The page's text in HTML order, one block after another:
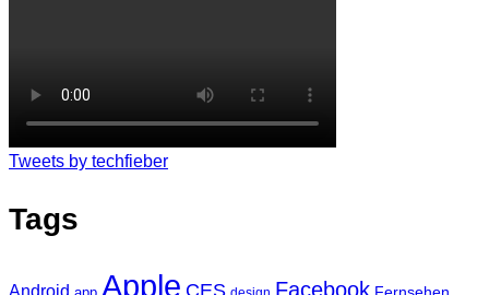
Tweets by techfieber
Tags
Android Apple CES Facebook Fernsehen